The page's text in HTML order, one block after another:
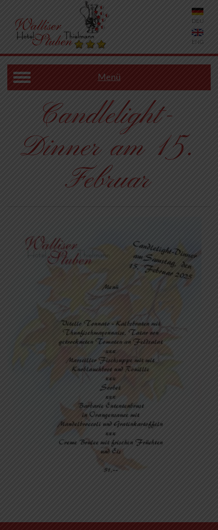
DEU
ENG
Menü
Candlelight-
Dinner am 15.
Februar